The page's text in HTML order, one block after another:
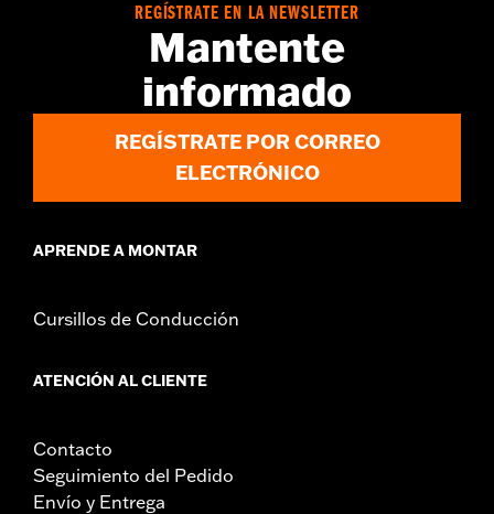
tornillería necesaria para su instalación
REGÍSTRATE EN LA NEWSLETTER
Mantente
informado
REGÍSTRATE POR CORREO
ELECTRÓNICO
APRENDE A MONTAR
Cursillos de Conducción
ATENCIÓN AL CLIENTE
Contacto
Seguimiento del Pedido
Envío y Entrega